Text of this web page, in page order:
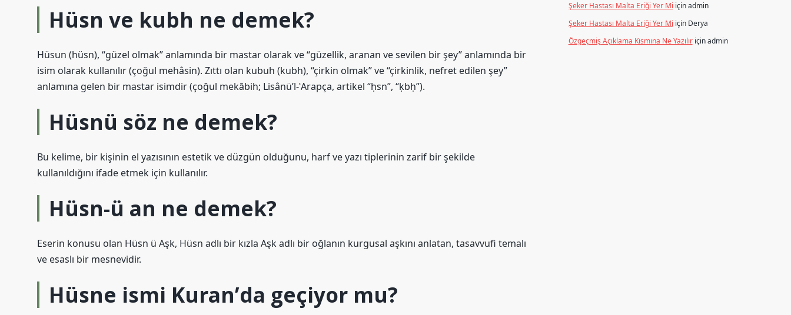
Hüsn ve kubh ne demek?
Hüsun (hüsn), “güzel olmak” anlamında bir mastar olarak ve “güzellik, aranan ve sevilen bir şey” anlamında bir
isim olarak kullanılır (çoğul mehâsin). Zıttı olan kubuh (kubh), “çirkin olmak” ve “çirkinlik, nefret edilen şey”
anlamına gelen bir mastar isimdir (çoğul mekābih; Lisânü’l-ʿArapça, artikel “ḥsn”, “ḳbḥ”).
Hüsnü söz ne demek?
Bu kelime, bir kişinin el yazısının estetik ve düzgün olduğunu, harf ve yazı tiplerinin zarif bir şekilde
kullanıldığını ifade etmek için kullanılır.
Hüsn-ü an ne demek?
Eserin konusu olan Hüsn ü Aşk, Hüsn adlı bir kızla Aşk adlı bir oğlanın kurgusal aşkını anlatan, tasavvufi temalı
ve esaslı bir mesnevidir.
Hüsne ismi Kuran’da geçiyor mu?
Şeker Hastası Malta Eriği Yer Mi içinadmin
Şeker Hastası Malta Eriği Yer Mi için Derya
Özgeçmiş Açıklama Kısmına Ne Yazılıriçinadmin